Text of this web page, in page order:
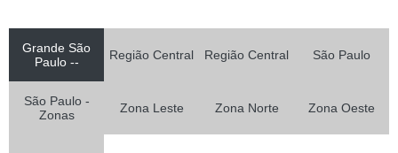
Grande São
Paulo --
Região Central Região Central São Paulo
São Paulo -
Zonas
Zona Leste Zona Norte Zona Oeste